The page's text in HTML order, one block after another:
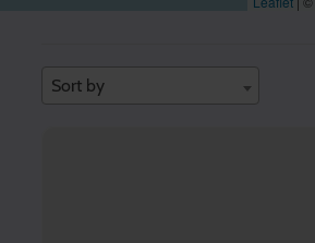
Sort by